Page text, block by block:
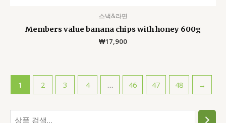
스낵&라면
Members value banana chips with honey 600g
₩17,900
1 2 3 4 … 46 47 48 →